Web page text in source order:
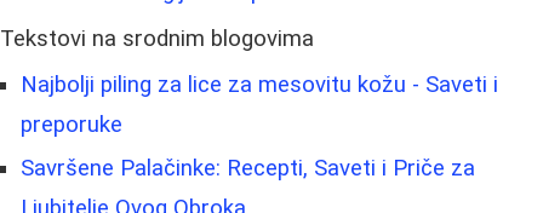
Tekstovi na srodnim blogovima
Najbolji piling za lice za mesovitu kožu - Saveti i
preporuke
Savršene Palačinke: Recepti, Saveti i Priče za